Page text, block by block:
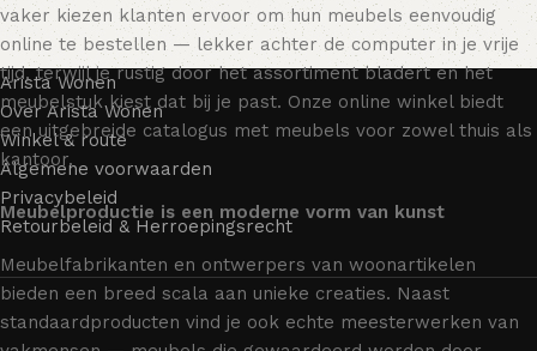
vaker kiezen klanten ervoor om hun meubels eenvoudig
online te bestellen — lekker achter de computer in je vrije
tijd, terwijl je rustig door het assortiment bladert en het
meubelstuk kiest dat bij je past. Onze online winkel biedt
een uitgebreide catalogus met meubels voor zowel thuis als
kantoor.
Meubelproductie is een moderne vorm van kunst
Meubelfabrikanten en ontwerpers van woonartikelen
bieden een breed scala aan unieke creaties. Naast
standaardproducten vind je ook echte meesterwerken van
Arista Wonen
Over Arista Wonen
Winkel & route
Algemene voorwaarden
Privacybeleid
Retourbeleid & Herroepingsrecht